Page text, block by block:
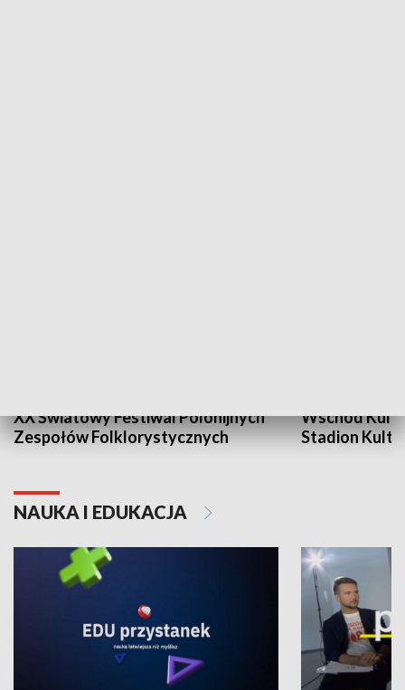
XX Światowy Festiwal Polonijnych
Zespołów Folklorystycznych
Wschód
Stadion
NAUKA I EDUKACJA